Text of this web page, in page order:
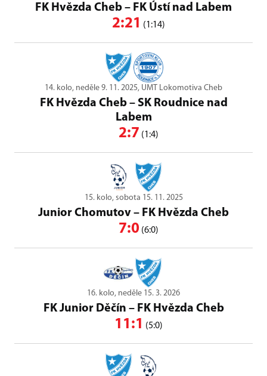
FK Hvězda Cheb – FK Ústí nad Labem
2:21 (1:14)
14. kolo, neděle 9. 11. 2025, UMT Lokomotiva Cheb
FK Hvězda Cheb– SK Roudnice nad
Labem
2:7 (1:4)
15. kolo, sobota 15. 11. 2025
Junior Chomutov – FK Hvězda Cheb
7:0 (6:0)
16. kolo, neděle 15. 3. 2026
FK Junior Děčín – FK Hvězda Cheb
11:1 (5:0)